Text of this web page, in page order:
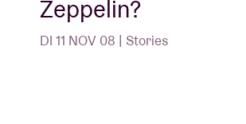
Zeppelin?
DI 11 NOV 08 | Stories